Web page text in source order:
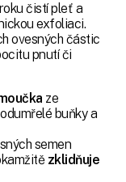
čistí pleť a
exfoliaci.
ovesných částic
pnutí či
ze
buňky a
semen
zklidňuje